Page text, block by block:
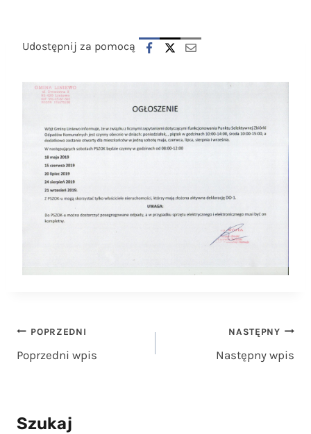
Udostępnij za pomocą
Nawigacja
wpisu
POPRZEDNI
Poprzedni wpis
NASTĘPNY
Następny wpis
Szukaj